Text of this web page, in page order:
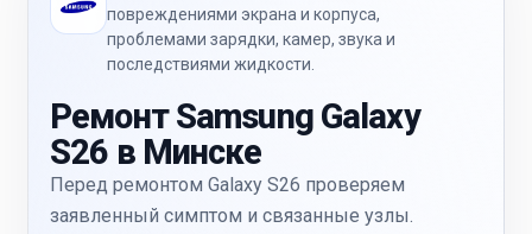
повреждениями экрана и корпуса,
проблемами зарядки, камер, звука и
последствиями жидкости.
Ремонт Samsung Galaxy
S26 в Минске
Перед ремонтом Galaxy S26 проверяем
заявленный симптом и связанные узлы.